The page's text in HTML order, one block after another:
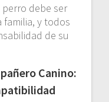
debe ser
y todos
de su
Canino: